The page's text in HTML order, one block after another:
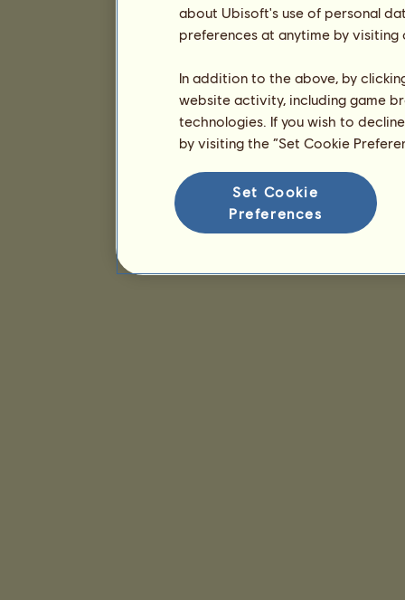
about Ubisoft's use of personal
preferences at anytime by
In addition to the above, by
website activity, including game
technologies. If you wish to
by visiting the “Set Cookie
Set Cookie
Preferences